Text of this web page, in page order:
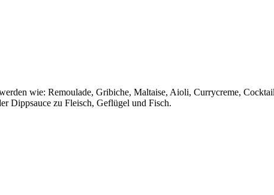
wie: Remoulade, Gribiche, Maltaise, Aioli, Currycreme,
Dippsauce zu Fleisch, Geflügel und Fisch.